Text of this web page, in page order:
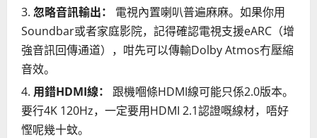
忽略音訊輸出：
電視內置喇叭普遍麻麻。如果你用
Soundbar或者家庭影院，記得確認電視支援eARC（增
強音訊回傳通道），咁先可以傳輸Dolby Atmos冇壓縮
音效。
用錯HDMI線：
跟機嗰條HDMI線可能只係2.0版本。
要行4K 120Hz，一定要用HDMI 2.1認證嘅線材，唔好
慳呢幾十蚊。